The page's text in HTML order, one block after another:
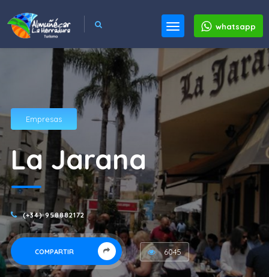
whatsapp
Empresas
La Jarana
(+34) 958882172
COMPARTIR 6045